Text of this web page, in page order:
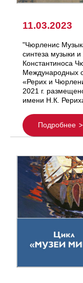
11.03.2023
"Чюрленис
синтеза музыки
Константиноса
Международных
«Рерих и
2021 г.
имени Н.К.
Подробнее